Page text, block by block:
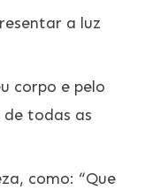
a luz
corpo e pelo
de todas as
como: “Que